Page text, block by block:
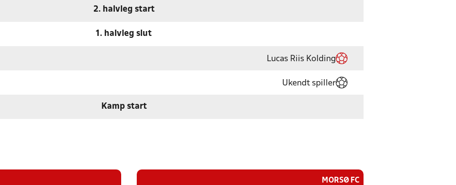
2. halvleg start
1. halvleg slut
Lucas Riis Kolding
Ukendt spiller
Kamp start
MORSØ FC